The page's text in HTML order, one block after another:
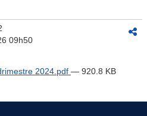
09h50
2024.pdf — 920.8 KB